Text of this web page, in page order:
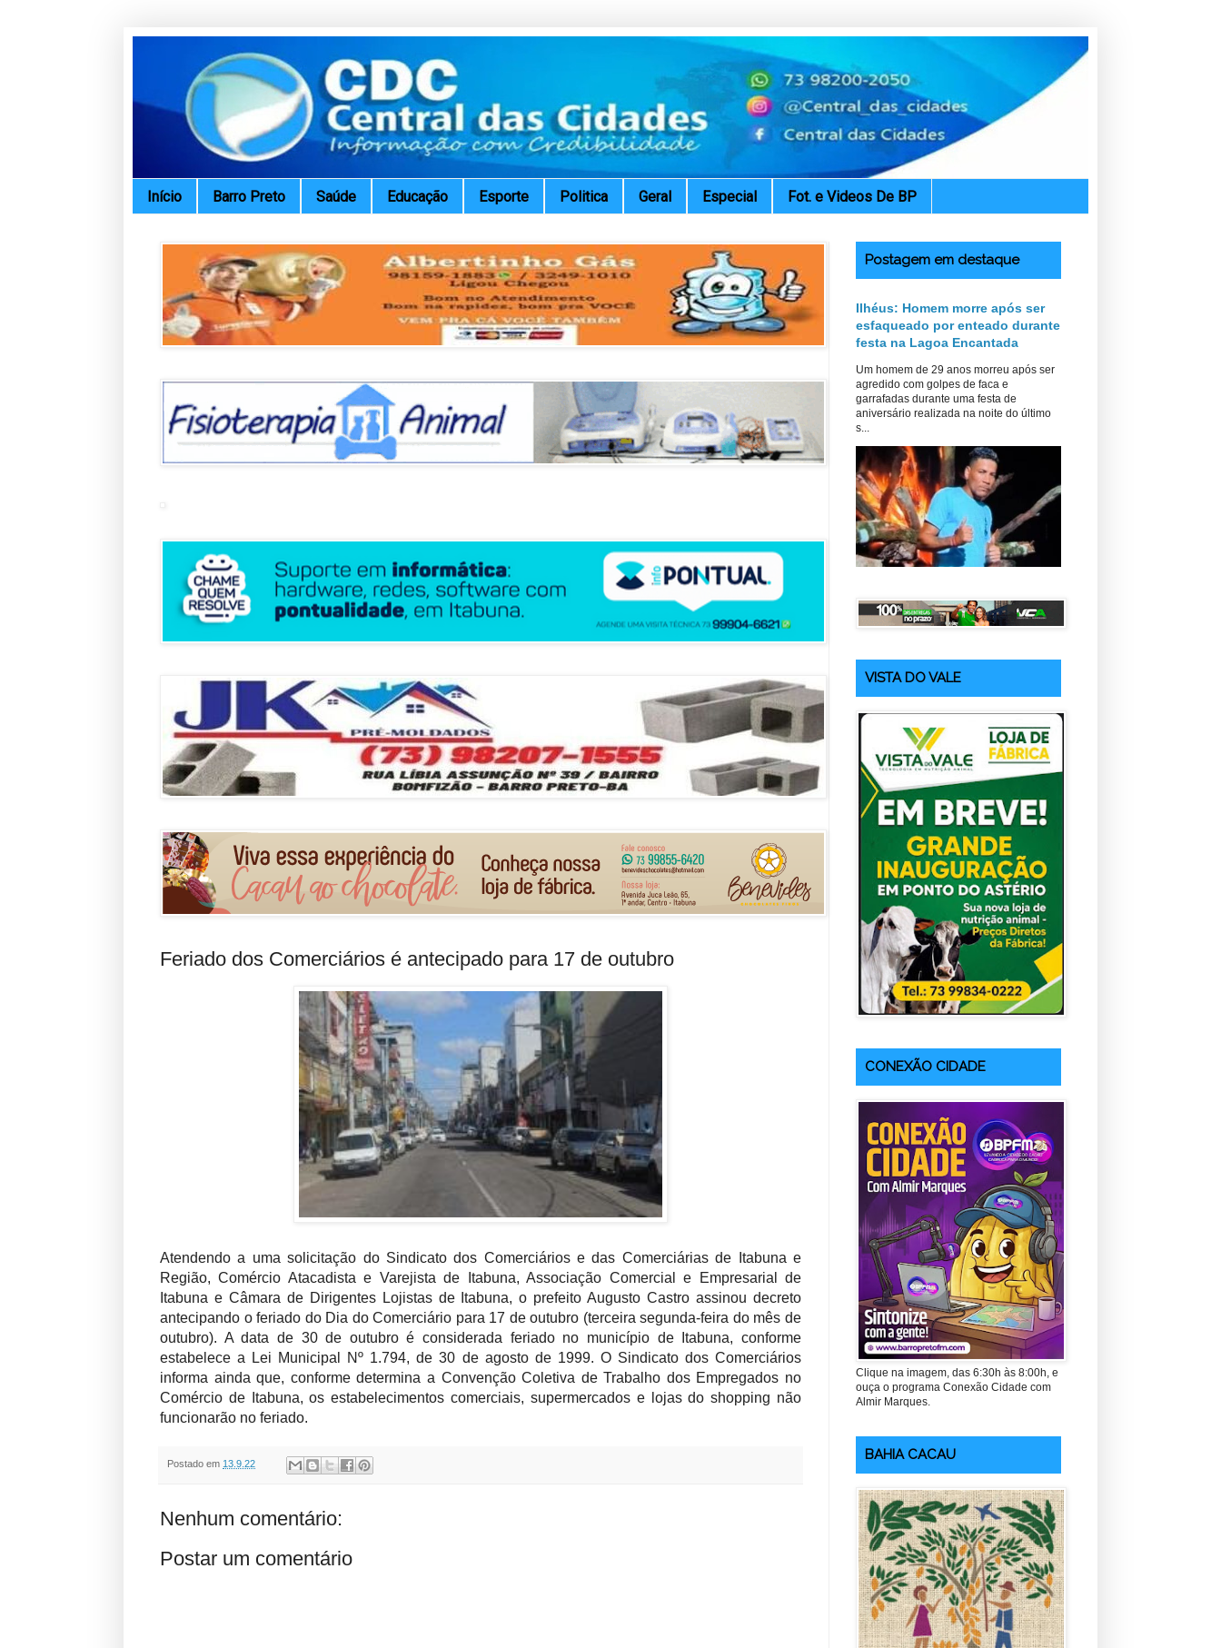
Início Barro Preto Saúde Educação Esporte Politica Geral Especial Fot. e Videos De BP
Feriado dos Comerciários é antecipado para 17 de outubro
Atendendo a uma solicitação do Sindicato dos Comerciários e das Comerciárias de Itabuna e
Região, Comércio Atacadista e Varejista de Itabuna, Associação Comercial e Empresarial de
Itabuna e Câmara de Dirigentes Lojistas de Itabuna, o prefeito Augusto Castro assinou decreto
antecipando o feriado do Dia do Comerciário para 17 de outubro (terceira segunda-feira do mês de
outubro). A data de 30 de outubro é considerada feriado no município de Itabuna, conforme
estabelece a Lei Municipal Nº 1.794, de 30 de agosto de 1999. O Sindicato dos Comerciários
informa ainda que, conforme determina a Convenção Coletiva de Trabalho dos Empregados no
Comércio de Itabuna, os estabelecimentos comerciais, supermercados e lojas do shopping não
funcionarão no feriado.
Postado em 13.9.22
Nenhum comentário:
Postar um comentário
Postagem em destaque
Ilhéus: Homem morre após ser
esfaqueado por enteado durante
festa na Lagoa Encantada
Um homem de 29 anos morreu após ser
agredido com golpes de faca e
garrafadas durante uma festa de
aniversário realizada na noite do último
s...
VISTA DO VALE
CONEXÃO CIDADE
Clique na imagem, das 6:30h às 8:00h, e
ouça o programa Conexão Cidade com
Almir Marques.
BAHIA CACAU